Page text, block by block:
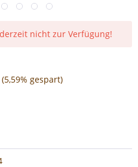
nicht zur Verfügung!
(5,59% gespart)